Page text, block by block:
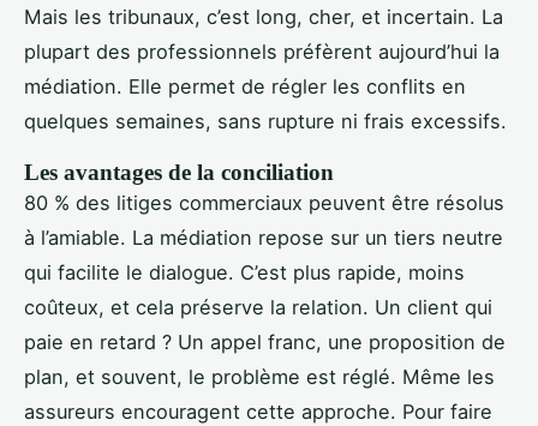
Mais les tribunaux, c’est long, cher, et incertain. La
plupart des professionnels préfèrent aujourd’hui la
médiation. Elle permet de régler les conflits en
quelques semaines, sans rupture ni frais excessifs.
Les avantages de la conciliation
80 % des litiges commerciaux peuvent être résolus
à l’amiable. La médiation repose sur un tiers neutre
qui facilite le dialogue. C’est plus rapide, moins
coûteux, et cela préserve la relation. Un client qui
paie en retard ? Un appel franc, une proposition de
plan, et souvent, le problème est réglé. Même les
assureurs encouragent cette approche. Pour faire